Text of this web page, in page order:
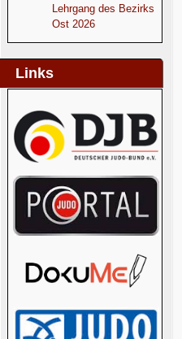
Lehrgang des Bezirks
Ost 2026
Links